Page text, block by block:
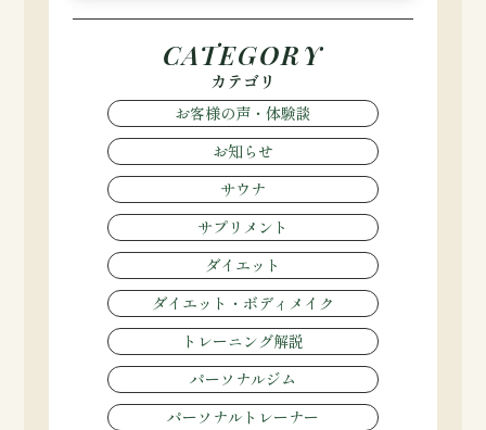
CATEGORY
カテゴリ
お客様の声・体験談
お知らせ
サウナ
サプリメント
ダイエット
ダイエット・ボディメイク
トレーニング解説
パーソナルジム
パーソナルトレーナー